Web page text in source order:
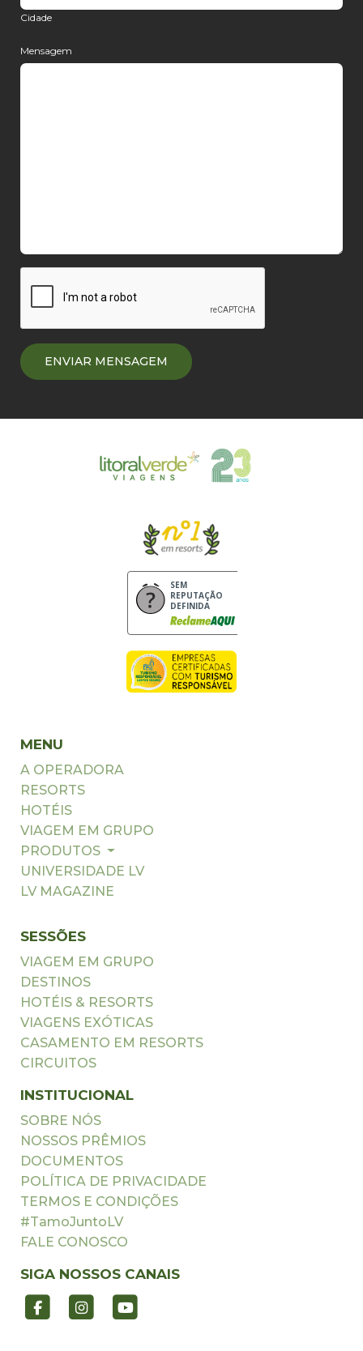
Cidade
Mensagem
SEM
REPUTAÇÃO
DEFINIDA
MENU
A OPERADORA
RESORTS
HOTÉIS
VIAGEM EM GRUPO
PRODUTOS
UNIVERSIDADE LV
LV MAGAZINE
SESSÕES
VIAGEM EM GRUPO
DESTINOS
HOTÉIS & RESORTS
VIAGENS EXÓTICAS
CASAMENTO EM RESORTS
CIRCUITOS
INSTITUCIONAL
SOBRE NÓS
NOSSOS PRÊMIOS
DOCUMENTOS
POLÍTICA DE PRIVACIDADE
TERMOS E CONDIÇÕES
#TamoJuntoLV
FALE CONOSCO
SIGA NOSSOS CANAIS